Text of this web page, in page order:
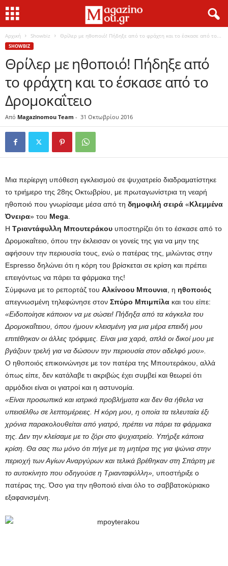
Αρχική Showbiz Θρίλερ με ηθοποιό! Πήδηξε από το φράχτη και το έσκασε από το...
SHOWBIZ
Θρίλερ με ηθοποιό! Πήδηξε από
το φράχτη και το έσκασε από το
Δρομοκαΐτειο
Από Magazinomou Team - 31 Οκτωβρίου 2016
Μια περίεργη υπόθεση εγκλεισμού σε ψυχιατρείο διαδραματίστηκε
το τριήμερο της 28ης Οκτωβρίου, με πρωταγωνίστρια τη νεαρή
ηθοποιό που γνωρίσαμε μέσα από τη δημοφιλή σειρά «Κλεμμένα
Όνειρα» του Mega
Η Τριαντάφυλλη Μπουτεράκου υποστηρίζει ότι το έσκασε από το
Δρομοκαΐτειο, όπου την έκλεισαν οι γονείς της για να μην της
αφήσουν την περιουσία τους, ενώ ο πατέρας της, μιλώντας στην
Espresso δηλώνει ότι η κόρη του βρίσκεται σε κρίση και πρέπει
επειγόντως να πάρει τα φάρμακα της!
Σύμφωνα με το ρεπορτάζ του Αλκίνοου Μπουνια , η ηθοποιός
απεγνωσμένη τηλεφώνησε στον Σπύρο Μπιμπίλα και του είπε:
«Ειδοποίησε κάποιον να με σώσει! Πήδηξα από τα κάγκελα του
Δρομοκαΐτειου, όπου ήμουν κλεισμένη για μια μέρα επειδή μου
επιτέθηκαν οι άλλες τρόφιμες. Είναι μια χαρά, απλά οι δικοί μου με
βγάζουν τρελή για να δώσουν την περιουσία στον αδελφό μου».
Ο ηθοποιός επικοινώνησε με τον πατέρα της Μπουτεράκου, αλλά
όπως είπε, δεν κατάλαβε τι ακριβώς έχει συμβεί και θεωρεί ότι
αρμόδιοι είναι οι γιατροί και η αστυνομία.
«Είναι προσωπικά και ιατρικά προβλήματα και δεν θα ήθελα να
υπεισέλθω σε λεπτομέρειες. Η κόρη μου, η οποία τα τελευταία έξι
χρόνια παρακολουθείται από γιατρό, πρέπει να πάρει τα φάρμακα
της. Δεν την κλείσαμε με το ζόρι στο ψυχιατρείο. Υπήρξε κάποια
κρίση. Θα σας πω μόνο ότι πήγε με τη μητέρα της για ψώνια στην
περιοχή των Αγίων Αναργύρων και τελικά βρέθηκαν στη Σπάρτη με
το αυτοκίνητο που οδηγούσε η Τριανταφύλλη», υποστήριξε ο
πατέρας της. Όσο για την ηθοποιό είναι όλο το σαββατοκύριακο
εξαφανισμένη.